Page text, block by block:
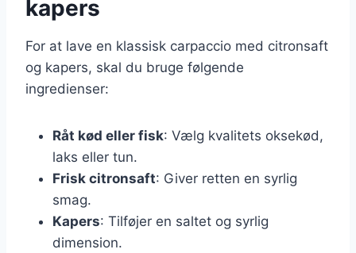
kapers
For at lave en klassisk carpaccio med citronsaft
og kapers, skal du bruge følgende
ingredienser:
Råt kød eller fisk: Vælg kvalitets oksekød,
laks eller tun.
Frisk citronsaft: Giver retten en syrlig
smag.
Kapers: Tilføjer en saltet og syrlig
dimension.